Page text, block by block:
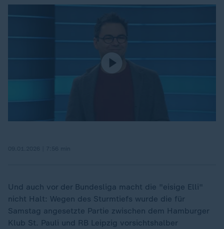
Und auch vor der Bundesliga macht die "eisige Elli"
nicht Halt: Wegen des Sturmtiefs wurde die für
Samstag angesetzte Partie zwischen dem Hamburger
Klub St. Pauli und RB Leipzig vorsichtshalber